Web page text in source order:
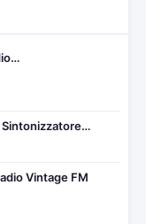
Sintonizzatore…
Vintage FM